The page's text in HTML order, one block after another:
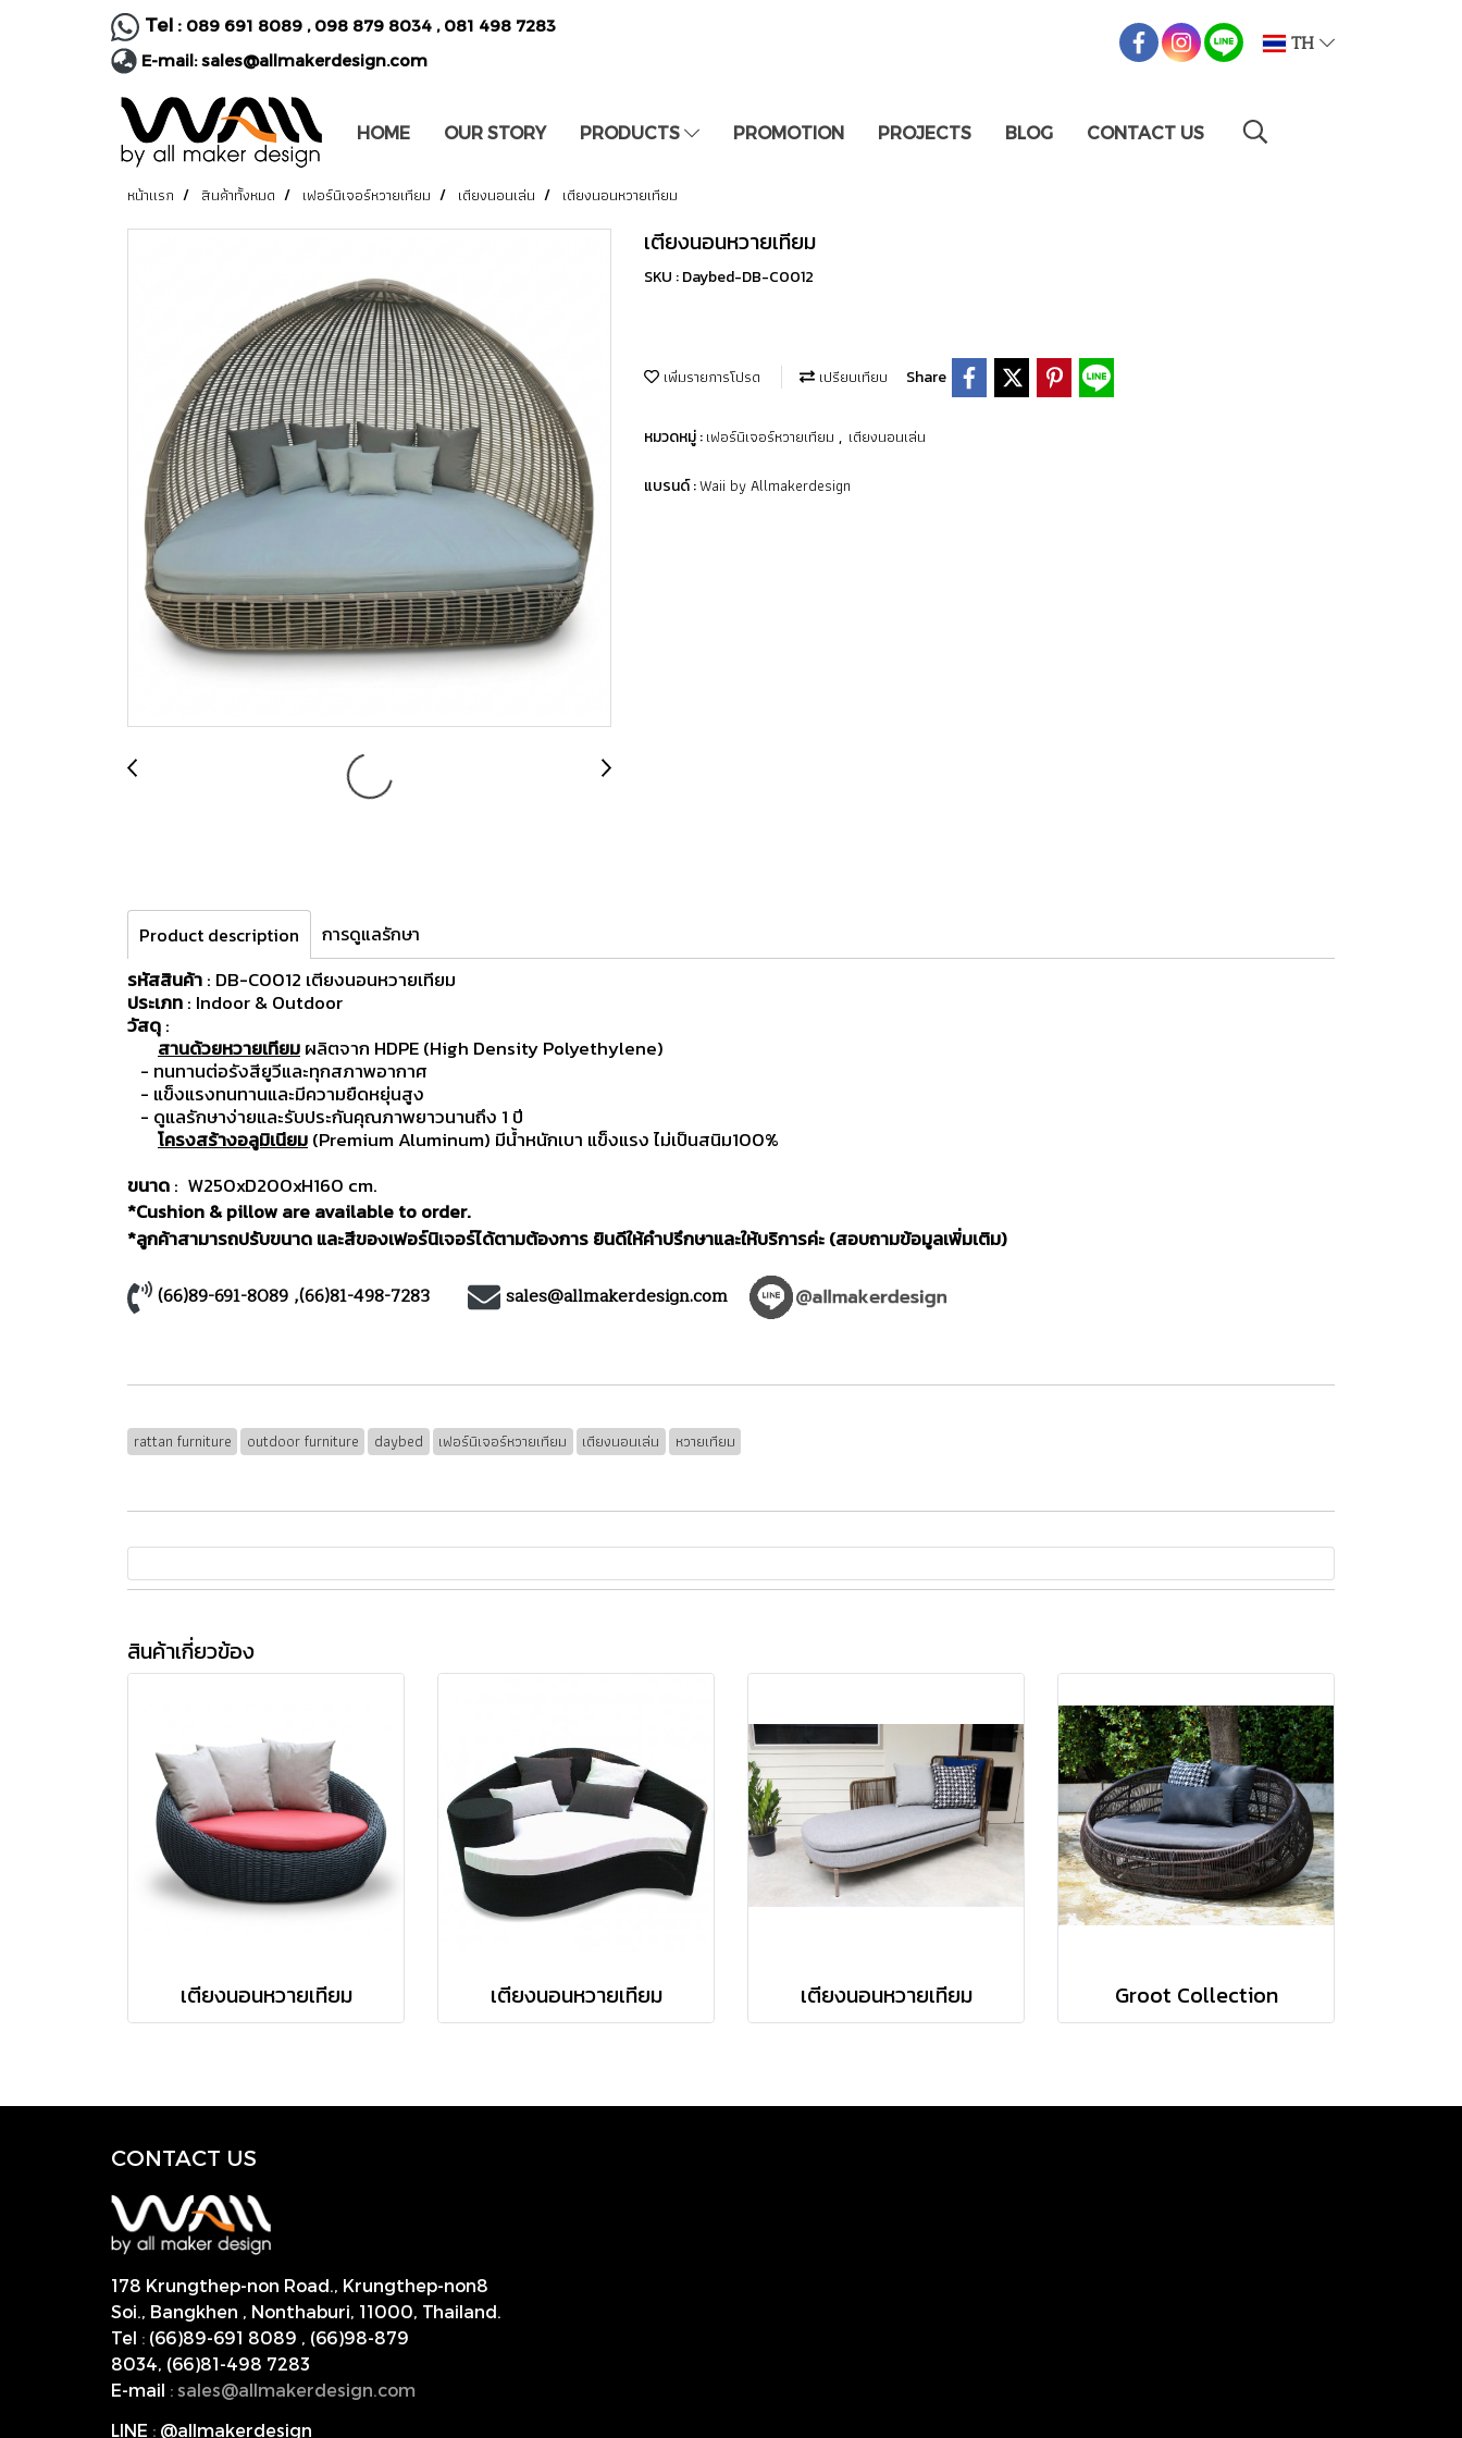
Tel : 089 691 8089 , 098 879 8034 , 081 498 7283
E-mail:sales@allmakerdesign.com
TH
HOME OUR STORY PRODUCTS PROMOTION PROJECTS BLOG CONTACT US
หน้าแรก สินค้าทั้งหมด เฟอร์นิเจอร์หวายเทียม เตียงนอนเล่น เตียงนอนหวายเทียม
เตียงนอนหวายเทียม
SKU : Daybed-DB-C0012
เพิ่มรายการโปรด เปรียบเทียบ Share
หมวดหมู่ :เฟอร์นิเจอร์หวายเทียม , เตียงนอนเล่น
แบรนด์ :Waii by Allmakerdesign
Product description การดูแลรักษา
รหัสสินค้า: DB-C0012 เตียงนอนหวายเทียม
ประเภท: Indoor & Outdoor
วัสดุ:
สานด้วยหวายเทียมผลิตจาก HDPE (High Density Polyethylene)
- ทนทานต่อรังสียูวีและทุกสภาพอากาศ
- แข็งแรงทนทานและมีความยืดหยุ่นสูง
- ดูแลรักษาง่ายและรับประกันคุณภาพยาวนานถึง 1 ปี
โครงสร้างอลูมิเนียม(Premium Aluminum) มีน้ำหนักเบา แข็งแรง ไม่เป็นสนิม100%
ขนาด: W250xD200xH160 cm.
*Cushion & pillow are available to order.
*ลูกค้าสามารถปรับขนาด และสีของเฟอร์นิเจอร์ได้ตามต้องการ ยินดีให้คำปรึกษาและให้บริการค่ะ (สอบถามข้อมูลเพิ่มเติม)
(66)89-691-8089,(66)81-498-7283 sales@allmakerdesign.com
rattan furniture outdoor furniture daybed เฟอร์นิเจอร์หวายเทียม เตียงนอนเล่น หวายเทียม
สินค้าเกี่ยวข้อง
เตียงนอนหวายเทียม เตียงนอนหวายเทียม เตียงนอนหวายเทียม Groot Collection
CONTACT US
178 Krungthep-non Road., Krungthep-non8
Soi., Bangkhen , Nonthaburi, 11000, Thailand.
Tel : (66)89-691 8089 , (66)98-879
8034, (66)81-498 7283
E-mail : sales@allmakerdesign.com
LINE : @allmakerdesign